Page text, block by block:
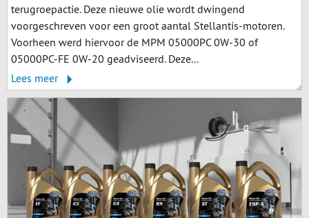
terugroepactie. Deze nieuwe olie wordt dwingend
voorgeschreven voor een groot aantal Stellantis-motoren.
Voorheen werd hiervoor de MPM 05000PC 0W-30 of
05000PC-FE 0W-20 geadviseerd. Deze...
Lees meer